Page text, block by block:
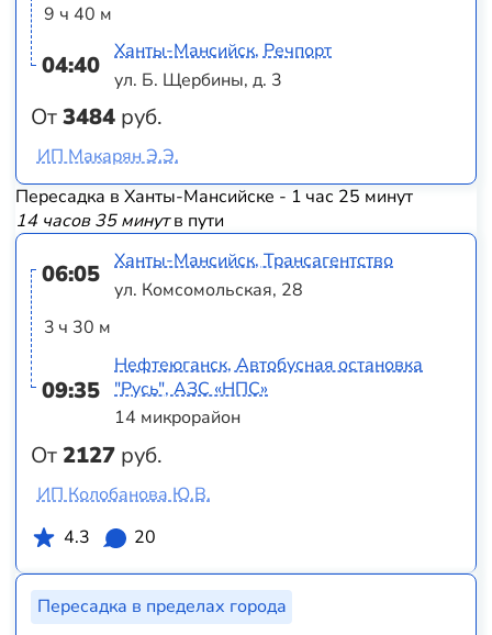
9 ч 40 м
04:40
От3484 руб.
Ханты-Мансийск, Речпорт
ул. Б. Щербины, д. 3
ИП Макарян Э.Э.
Пересадка в Ханты-Мансийске - 1 час 25 минут
14 часов 35 минутв пути
06:05
3 ч 30 м
09:35
От2127 руб.
Ханты-Мансийск, Трансагентство
ул. Комсомольская, 28
Нефтеюганск, Автобусная остановка
"Русь", АЗС «НПС»
14 микрорайон
ИП Колобанова Ю.В.
4.3
20
Пересадка в пределах города